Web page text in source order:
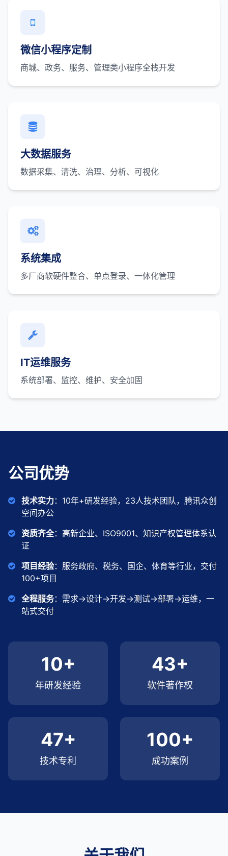
微信小程序定制
商城、政务、服务、管理类小程序全栈开发
大数据服务
数据采集、清洗、治理、分析、可视化
系统集成
多厂商软硬件整合、单点登录、一体化管理
IT运维服务
系统部署、监控、维护、安全加固
公司优势
技术实力：10年+研发经验，23人技术团队，腾讯众创
空间办公
资质齐全：高新企业、ISO9001、知识产权管理体系认
证
项目经验：服务政府、税务、国企、体育等行业，交付
100+项目
全程服务：需求→设计→开发→测试→部署→运维，一
站式交付
10+
年研发经验
43+
软件著作权
47+
技术专利
100+
成功案例